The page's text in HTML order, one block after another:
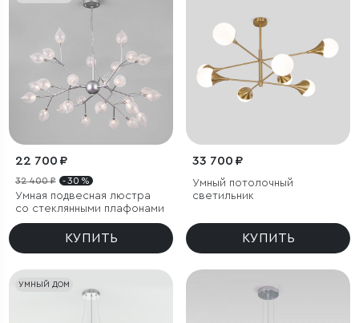
22 700 ₽
32 400 ₽ - 30 %
Умная подвесная люстра
со стеклянными плафонами
КУПИТЬ
33 700 ₽
Умный потолочный
светильник
КУПИТЬ
УМНЫЙ ДОМ